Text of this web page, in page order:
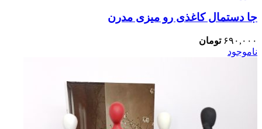
جا دستمال کاغذی رو میزی مدرن
۶۹۰,۰۰۰ تومان
ناموجود